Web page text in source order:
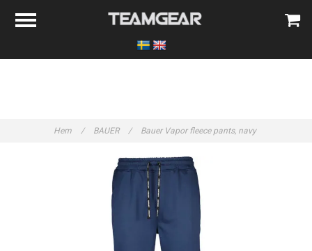
Hem / BAUER / Bauer Vapor fleece pants, navy